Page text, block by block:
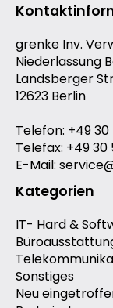
grenke Inv.
Niederlassung
Landsberger
12623 Berlin
Telefon: +49 30
Telefax: +49 30
E-Mail:
Kategorien
IT- Hard &
Sonstiges
Neu